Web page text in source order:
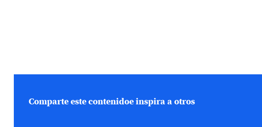
Comparte este contenidoe inspira a otros